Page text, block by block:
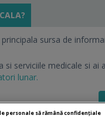
principala sursa de
si serviciile medicale si ai
lunar.
personale să rămână confidențiale